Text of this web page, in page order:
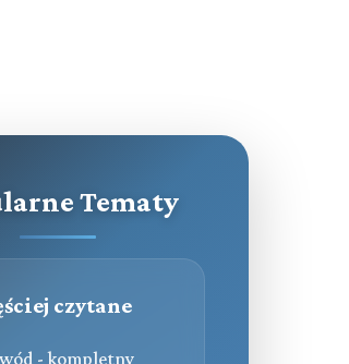
Tematy
czytane
- kompletny